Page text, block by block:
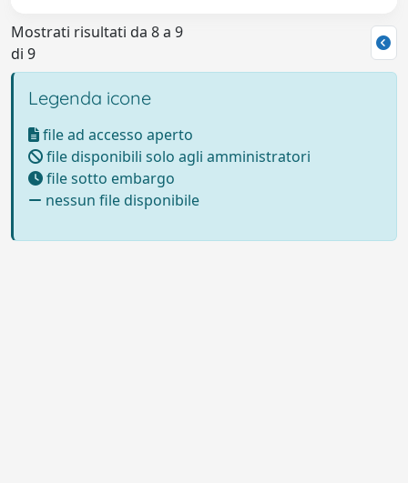
Mostrati risultati da 8 a 9
di 9
Legenda icone
file ad accesso aperto
file disponibili solo agli amministratori
file sotto embargo
nessun file disponibile